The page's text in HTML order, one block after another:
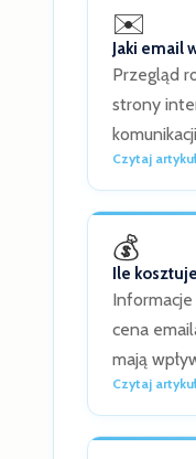
✉️
Jaki email
Przegląd
strony
Czytaj
💰
Ile
cena
mają
Czytaj